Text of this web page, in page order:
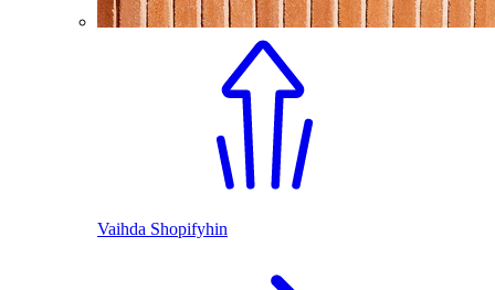
Vaihda Shopifyhin